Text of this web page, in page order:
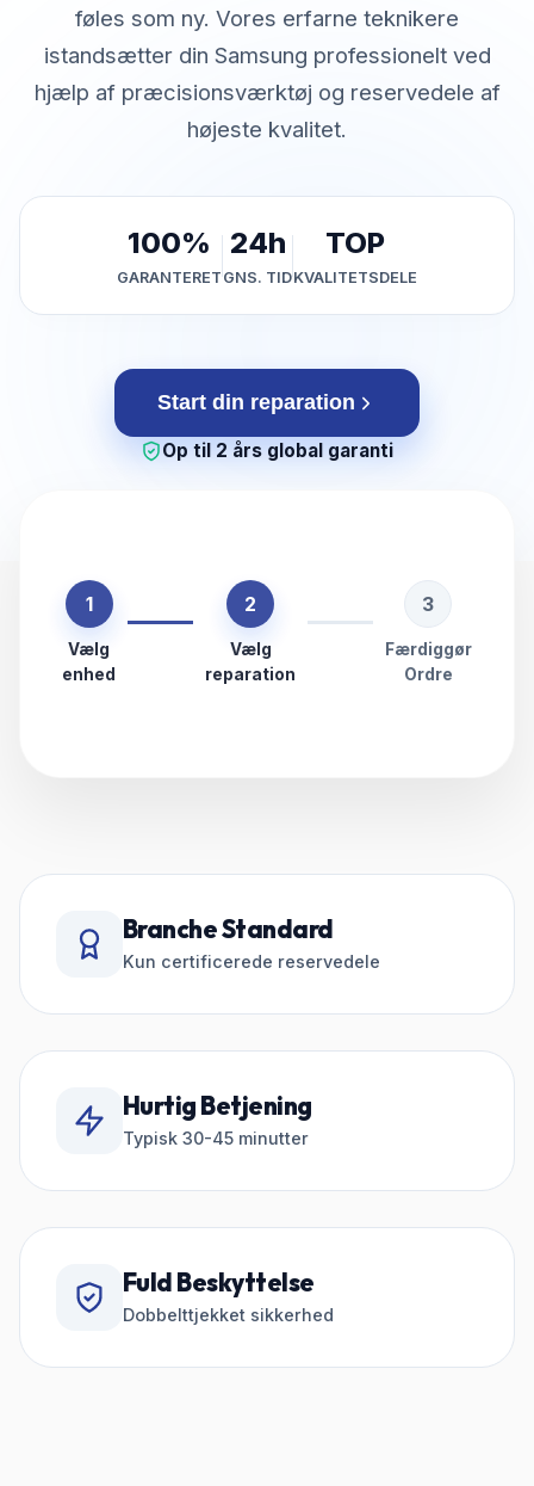
føles som ny. Vores erfarne teknikere
istandsætter din Samsung professionelt ved
hjælp af præcisionsværktøj og reservedele af
højeste kvalitet.
100%
GARANTERET
24h
GNS. TID
TOP
KVALITETSDELE
Start din reparation
Op til 2 års global garanti
1
Vælg
enhed
2
Vælg
reparation
3
Færdiggør
Ordre
Branche Standard
Kun certificerede reservedele
Hurtig Betjening
Typisk 30-45 minutter
Fuld Beskyttelse
Dobbelttjekket sikkerhed